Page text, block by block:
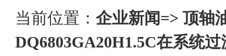
当前位置： 企业新闻=> 顶轴
DQ6803GA20H1.5C在系统